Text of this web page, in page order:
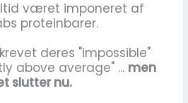
været imponeret af
proteinbarer.
deres "impossible"
above average" ... men
slutter nu.